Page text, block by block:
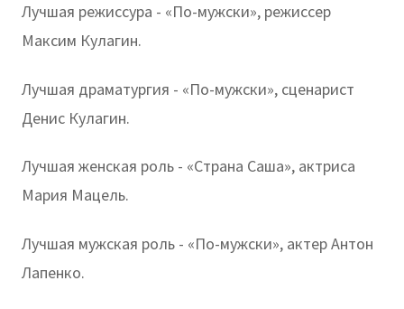
Лучшая режиссура - «По-мужски», режиссер
Максим Кулагин.
Лучшая драматургия - «По-мужски», сценарист
Денис Кулагин.
Лучшая женская роль - «Страна Саша», актриса
Мария Мацель.
Лучшая мужская роль - «По-мужски», актер Антон
Лапенко.